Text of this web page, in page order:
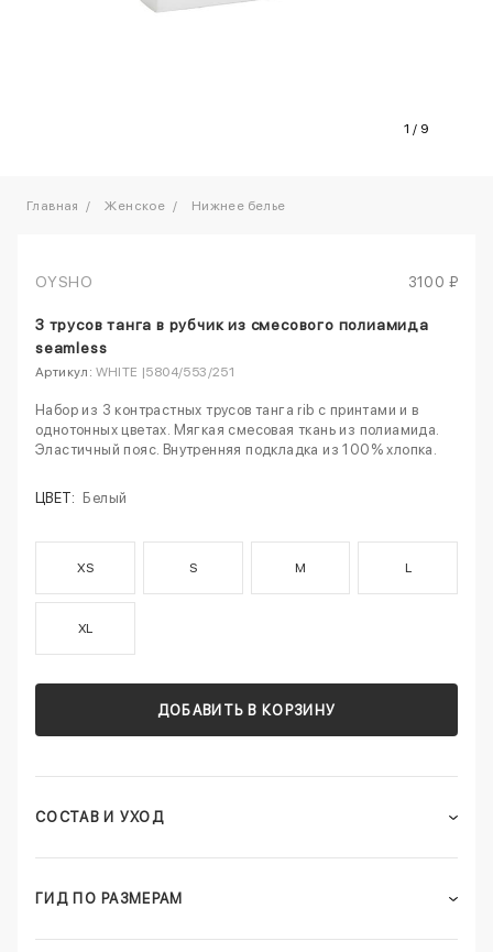
1 / 9
Главная Женское Нижнее белье
OYSHO 3100 ₽
3 трусов танга в рубчик из смесового полиамида
seamless
Артикул: WHITE |5804/553/251
Набор из 3 контрастных трусов танга rib с принтами и в
однотонных цветах. Мягкая смесовая ткань из полиамида.
Эластичный пояс. Внутренняя подкладка из 100% хлопка.
ЦВЕТ: Белый
XS S M L
XL
ДОБАВИТЬ В КОРЗИНУ
СОСТАВ И УХОД
ГИД ПО РАЗМЕРАМ